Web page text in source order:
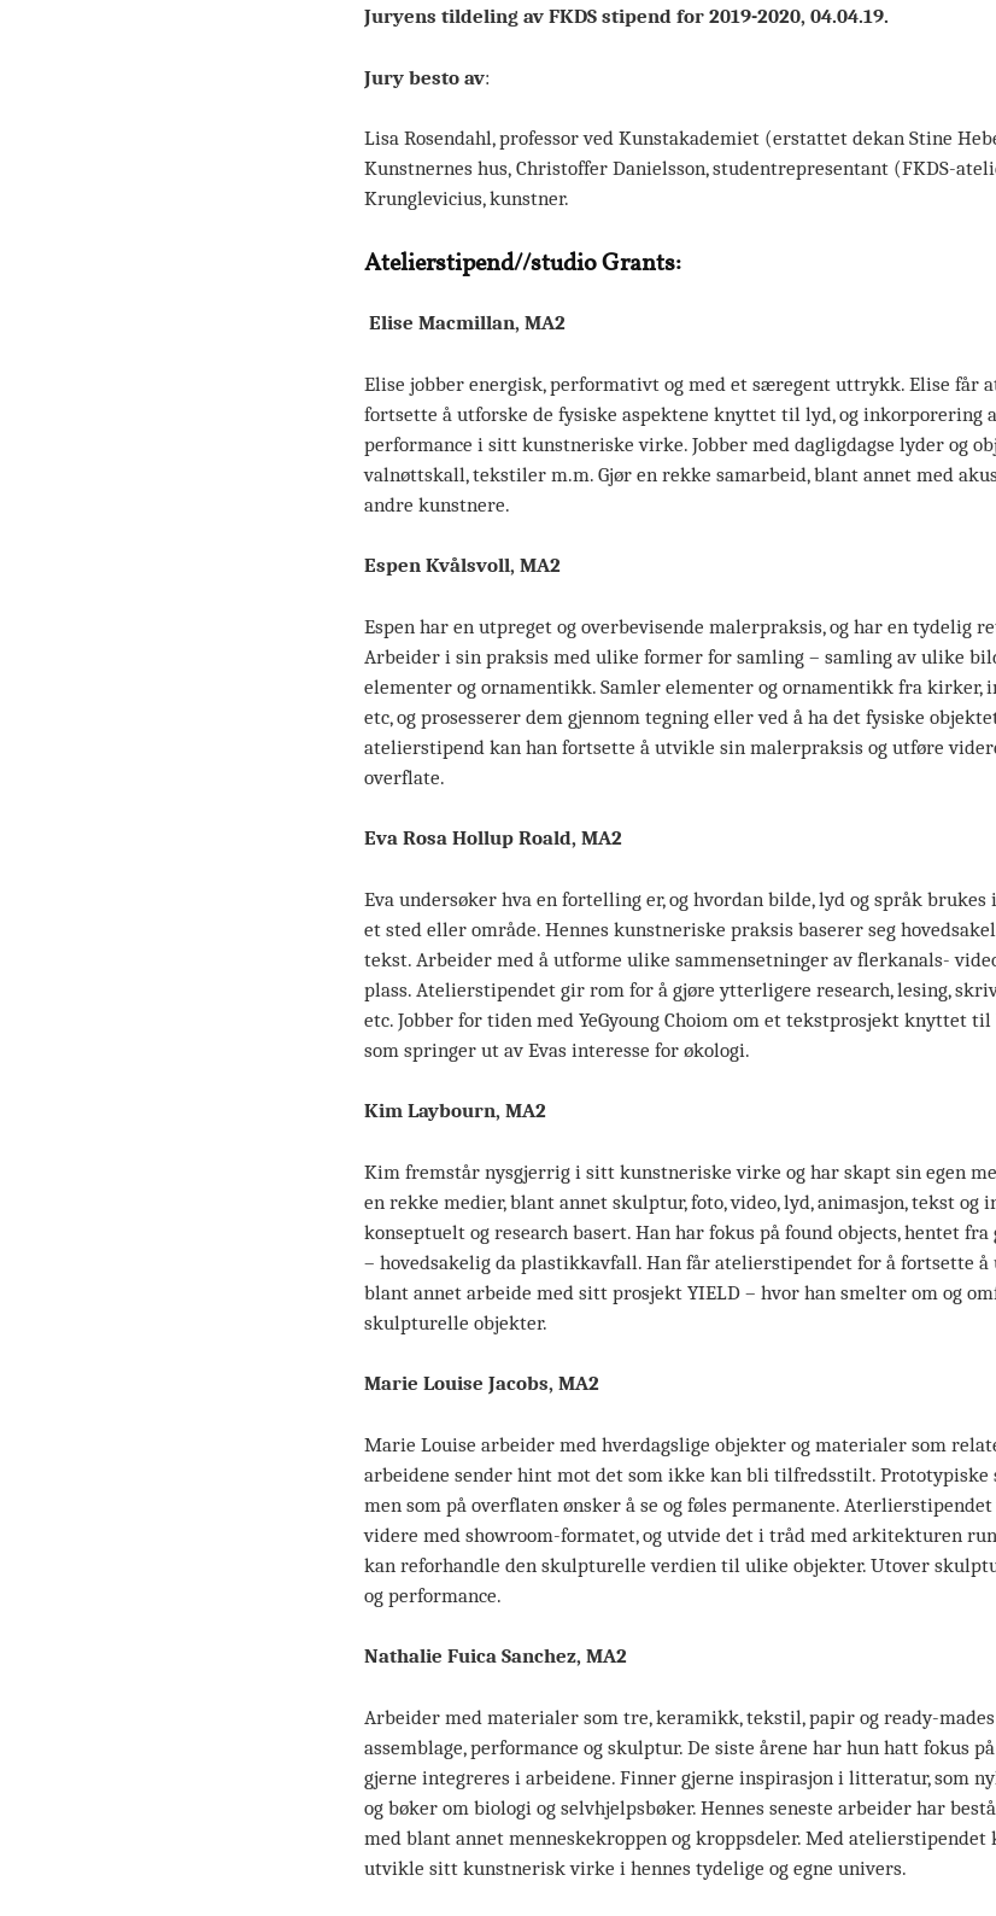
Juryens tildeling av FKDS stipend for 2019-2020, 04.04.19.
Jury besto av:
Lisa Rosendahl, professor ved Kunstakademiet (erstattet dekan Stine
Kunstnernes hus, Christoffer Danielsson, studentrepresentant (FKDS-
Krunglevicius, kunstner.
Atelierstipend//studio Grants:
Elise Macmillan, MA2
Elise jobber energisk, performativt og med et særegent uttrykk. Elise får
fortsette å utforske de fysiske aspektene knyttet til lyd, og inkorporering
performance i sitt kunstneriske virke. Jobber med dagligdagse lyder og
valnøttskall, tekstiler m.m. Gjør en rekke samarbeid, blant annet med
andre kunstnere.
Espen Kvålsvoll, MA2
Espen har en utpreget og overbevisende malerpraksis, og har en tydelig
Arbeider i sin praksis med ulike former for samling – samling av ulike
elementer og ornamentikk. Samler elementer og ornamentikk fra kirker,
etc, og prosesserer dem gjennom tegning eller ved å ha det fysiske
atelierstipend kan han fortsette å utvikle sin malerpraksis og utføre
overflate.
Eva Rosa Hollup Roald, MA2
Eva undersøker hva en fortelling er, og hvordan bilde, lyd og språk
et sted eller område. Hennes kunstneriske praksis baserer seg
tekst. Arbeider med å utforme ulike sammensetninger av flerkanals-
plass. Atelierstipendet gir rom for å gjøre ytterligere research, lesing,
etc. Jobber for tiden med YeGyoung Choiom om et tekstprosjekt knyttet
som springer ut av Evas interesse for økologi.
Kim Laybourn, MA2
Kim fremstår nysgjerrig i sitt kunstneriske virke og har skapt sin egen
en rekke medier, blant annet skulptur, foto, video, lyd, animasjon, tekst og
konseptuelt og research basert. Han har fokus på found objects, hentet
– hovedsakelig da plastikkavfall. Han får atelierstipendet for å fortsette
blant annet arbeide med sitt prosjekt YIELD – hvor han smelter om og
skulpturelle objekter.
Marie Louise Jacobs, MA2
Marie Louise arbeider med hverdagslige objekter og materialer som
arbeidene sender hint mot det som ikke kan bli tilfredsstilt.
men som på overflaten ønsker å se og føles permanente.
videre med showroom-formatet, og utvide det i tråd med arkitekturen
kan reforhandle den skulpturelle verdien til ulike objekter. Utover
og performance.
Nathalie Fuica Sanchez, MA2
Arbeider med materialer som tre, keramikk, tekstil, papir og ready-
assemblage, performance og skulptur. De siste årene har hun hatt fokus
gjerne integreres i arbeidene. Finner gjerne inspirasjon i litteratur, som
og bøker om biologi og selvhjelpsbøker. Hennes seneste arbeider har
med blant annet menneskekroppen og kroppsdeler. Med
utvikle sitt kunstnerisk virke i hennes tydelige og egne univers.